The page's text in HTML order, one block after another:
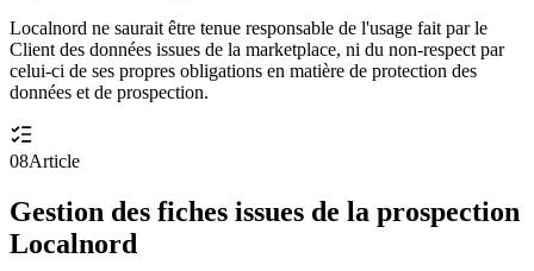
Localnord ne saurait être tenue responsable de l'usage fait par le
Client des données issues de la marketplace, ni du non-respect par
celui-ci de ses propres obligations en matière de protection des
données et de prospection.
08Article
Gestion des fiches issues de la prospection
Localnord